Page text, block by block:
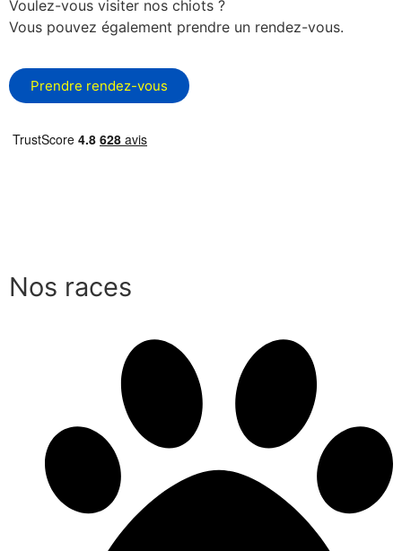
Voulez-vous visiter nos chiots ?
Vous pouvez également prendre un rendez-vous.
Prendre rendez-vous
Nos races